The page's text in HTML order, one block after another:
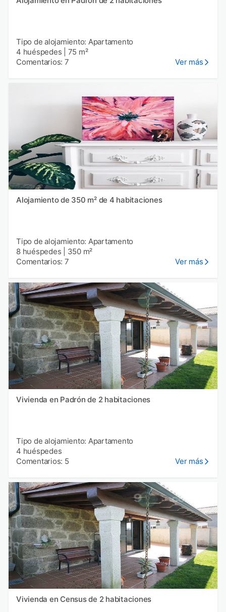
Tipo de alojamiento: Apartamento
4 huéspedes
75 m²
Comentarios: 7
Ver más
Alojamiento de 350 m² de 4 habitaciones
Tipo de alojamiento: Apartamento
8 huéspedes
350 m²
Comentarios: 7
Ver más
Vivienda en Padrón de 2 habitaciones
Tipo de alojamiento: Apartamento
4 huéspedes
Comentarios: 5
Ver más
Vivienda en Census de 2 habitaciones